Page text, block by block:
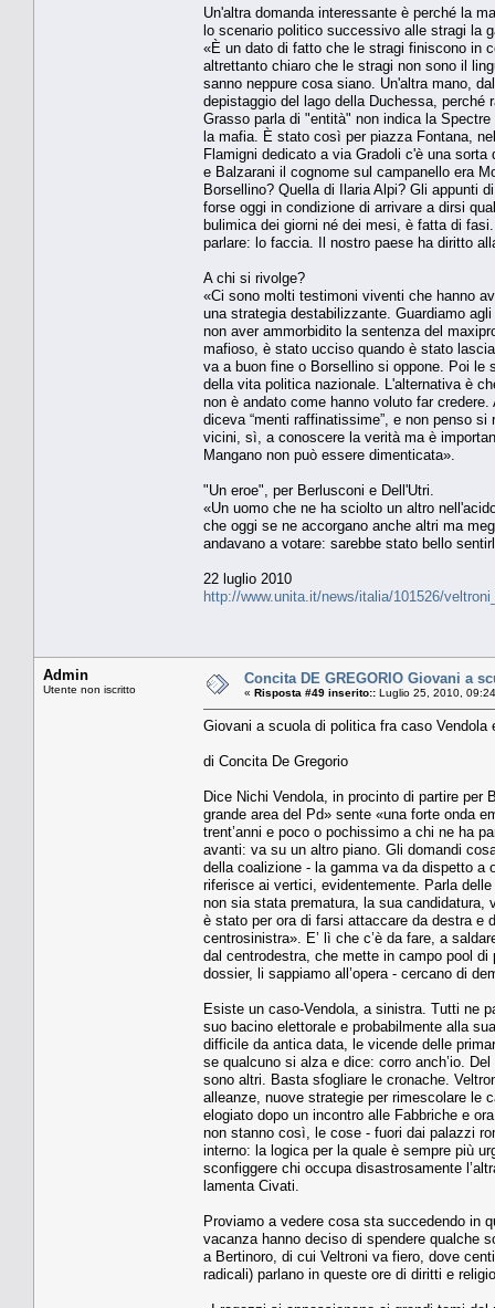
Un'altra domanda interessante è perché la
lo scenario politico successivo alle stragi la
«È un dato di fatto che le stragi finiscono in
altrettanto chiaro che le stragi non sono il
sanno neppure cosa siano. Un'altra mano,
depistaggio del lago della Duchessa, perché
Grasso parla di "entità" non indica la
la mafia. È stato così per piazza Fontana,
Flamigni dedicato a via Gradoli c'è una
e Balzarani il cognome sul campanello era
Borsellino? Quella di Ilaria Alpi? Gli appunti
forse oggi in condizione di arrivare a dirsi
bulimica dei giorni né dei mesi, è fatta di
parlare: lo faccia. Il nostro paese ha diritto
A chi si rivolge?
«Ci sono molti testimoni viventi che hanno
una strategia destabilizzante. Guardiamo
non aver ammorbidito la sentenza del
mafioso, è stato ucciso quando è stato
va a buon fine o Borsellino si oppone. Poi le
della vita politica nazionale. L'alternativa è
non è andato come hanno voluto far
diceva “menti raffinatissime”, e non penso
vicini, sì, a conoscere la verità ma è
Mangano non può essere dimenticata».
"Un eroe", per Berlusconi e Dell'Utri.
«Un uomo che ne ha sciolto un altro
che oggi se ne accorgano anche altri ma
andavano a votare: sarebbe stato bello
22 luglio 2010
http://www.unita.it/news/italia/101526/
Admin
Utente non iscritto
Concita DE GREGORIO Giovani a
« Risposta #49 inserito:: Luglio 25, 2010,
Giovani a scuola di politica fra caso Vendola
di Concita De Gregorio
Dice Nichi Vendola, in procinto di partire per
grande area del Pd» sente «una forte onda
trent’anni e poco o pochissimo a chi ne ha
avanti: va su un altro piano. Gli domandi
della coalizione - la gamma va da dispetto a
riferisce ai vertici, evidentemente. Parla
non sia stata prematura, la sua candidatura,
è stato per ora di farsi attaccare da destra e
centrosinistra». E’ lì che c’è da fare, a
dal centrodestra, che mette in campo pool
dossier, li sappiamo all’opera - cercano di
Esiste un caso-Vendola, a sinistra. Tutti ne
suo bacino elettorale e probabilmente alla
difficile da antica data, le vicende delle
se qualcuno si alza e dice: corro anch’io.
sono altri. Basta sfogliare le cronache.
alleanze, nuove strategie per rimescolare le
elogiato dopo un incontro alle Fabbriche e
non stanno così, le cose - fuori dai palazzi
interno: la logica per la quale è sempre più
sconfiggere chi occupa disastrosamente
lamenta Civati.
Proviamo a vedere cosa sta succedendo in
vacanza hanno deciso di spendere qualche
a Bertinoro, di cui Veltroni va fiero, dove
radicali) parlano in queste ore di diritti e